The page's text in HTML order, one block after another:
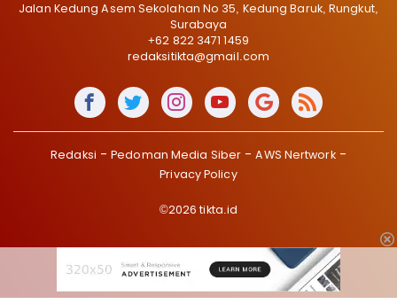
Jalan Kedung Asem Sekolahan No 35, Kedung Baruk, Rungkut,
Surabaya
+62 822 3471 1459
redaksitikta@gmail.com
Redaksi Pedoman Media Siber
AWS Nertwork
Privacy Policy
©2026 tikta.id